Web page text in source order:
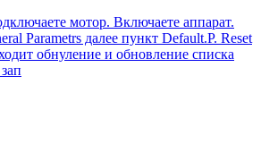
мотор. Включаете аппарат.
Parametrs далее пункт Default.P. Reset
обнуление и обновление списка